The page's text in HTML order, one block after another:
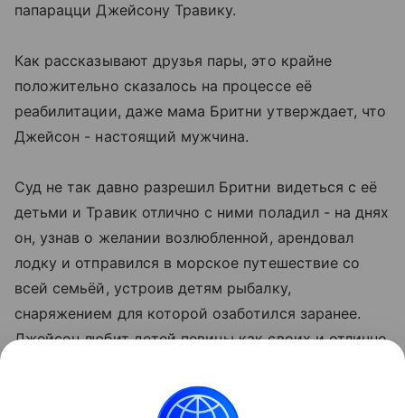
папарацци Джейсону Травику.
Как рассказывают друзья пары, это крайне
положительно сказалось на процессе её
реабилитации, даже мама Бритни утверждает, что
Джейсон - настоящий мужчина.
Суд не так давно разрешил Бритни видеться с её
детьми и Травик отлично с ними поладил - на днях
он, узнав о желании возлюбленной, арендовал
лодку и отправился в морское путешествие со
всей семьёй, устроив детям рыбалку,
снаряжением для которой озаботился заранее.
Джейсон любит детей певицы как своих и отлично
Бритни чувствует себя счастливой и, по её